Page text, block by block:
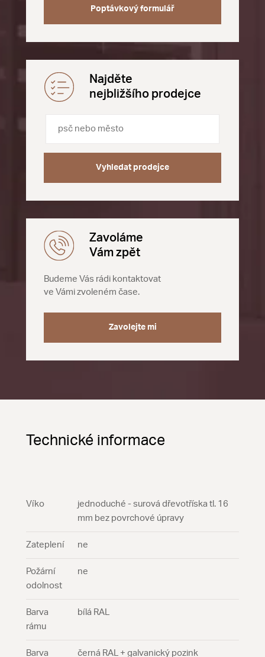
Poptávkový formulář
Najděte
nejbližšího prodejce
Vyhledat prodejce
Zavoláme
Vám zpět
Budeme Vás rádi kontaktovat
ve Vámi zvoleném čase.
Zavolejte mi
Technické informace
Víko
jednoduché - surová dřevotříska tl. 16
mm bez povrchové úpravy
Zateplení ne
Požární
odolnost
ne
Barva
rámu
bílá RAL
Barva černá RAL + galvanický pozink